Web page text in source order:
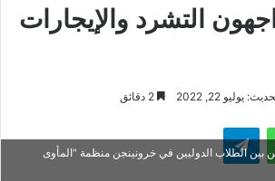
التشرد والإيجارات
يوليو 22, 2022
واتساب تيلقرام
بين الطلاب الدوليين في خرونينجن منظمة "المأوى